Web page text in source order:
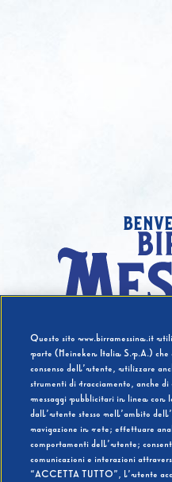
Hai
SI
Questo sito www.birramessina.it
parte (Heineken Italia S.p.A.)
consenso dell’utente, utilizzare
strumenti di tracciamento, anche
messaggi pubblicitari in linea con
dall’utente stesso nell’ambito
navigazione in rete; effettuare
comportamenti dell’utente;
comunicazioni e interazioni
“ACCETTA TUTTO”, l’utente